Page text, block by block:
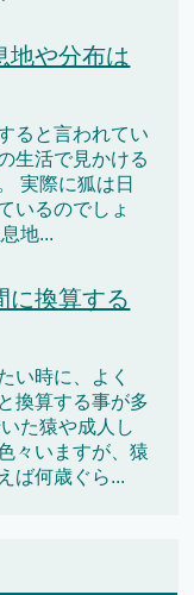
地や分布は
ると言われてい
生活で見かける
実際に狐は日
いるのでしょ
地...
に換算する
い時に、よく
換算する事が多
た猿や成人し
々いますが、猿
ば何歳ぐら...